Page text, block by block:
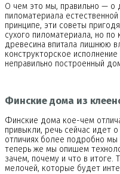
О чем это мы, правильно — о
пиломатериала
принципе, эти советы
сухого пиломатериала, но
древесина впитала лишнюю
конструкторское
неправильно построенный
Финские дома из
Финские дома кое-чем
привыкли, речь сейчас идет
отличиях более подробно мы
теперь же мы опишем
зачем, почему и что в итоге.
мелочей, которые будет